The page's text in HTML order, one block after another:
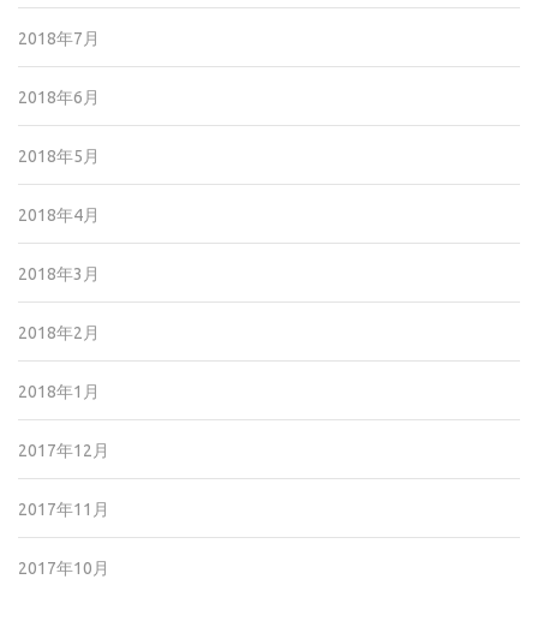
2018年7月
2018年6月
2018年5月
2018年4月
2018年3月
2018年2月
2018年1月
2017年12月
2017年11月
2017年10月